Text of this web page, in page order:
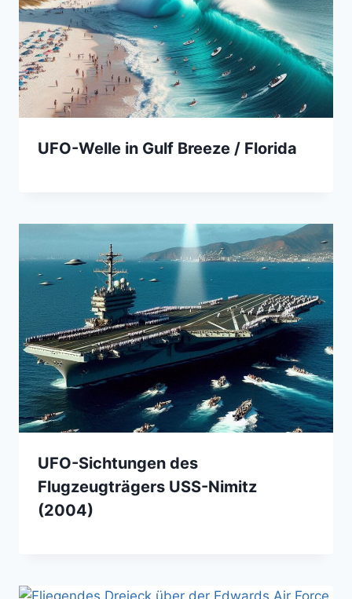
UFO-Welle in Gulf Breeze / Florida
UFO-Sichtungen des
Flugzeugträgers USS-Nimitz
(2004)